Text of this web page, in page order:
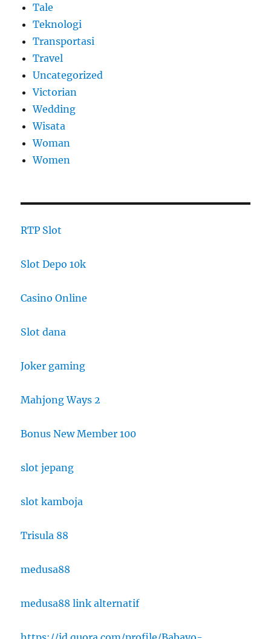
Tale
Teknologi
Transportasi
Travel
Uncategorized
Victorian
Wedding
Wisata
Woman
Women
RTP Slot
Slot Depo 10k
Casino Online
Slot dana
Joker gaming
Mahjong Ways 2
Bonus New Member 100
slot jepang
slot kamboja
Trisula 88
medusa88
medusa88 link alternatif